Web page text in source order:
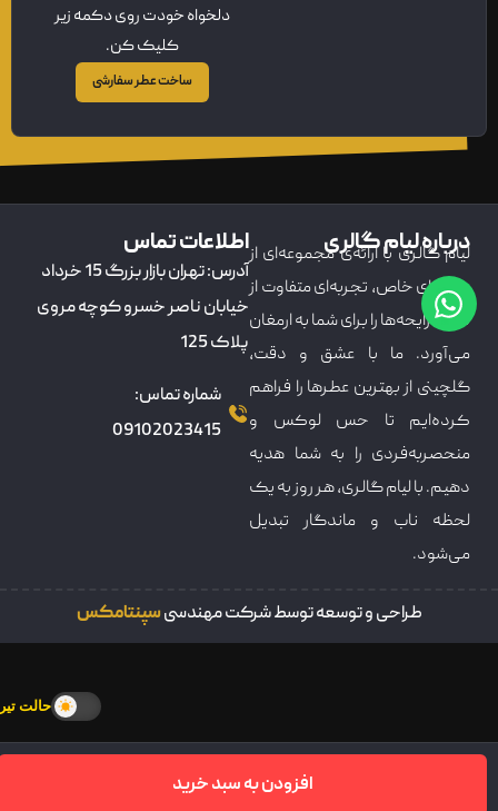
حالت تیره
دلخواه خودت روی دکمه زیر
کلیک کن.
ساخت عطر سفارشی
افزودن به سبد خرید
درباره لیام گالری
لیام گالری با ارائه‌ی مجموعه‌ای از
عطرهای خاص، تجربه‌ای متفاوت از
دنیای رایحه‌ها را برای شما به ارمغان
می‌آورد. ما با عشق و دقت،
گلچینی از بهترین عطرها را فراهم
کرده‌ایم تا حس لوکس و
منحصربه‌فردی را به شما هدیه
دهیم. با لیام گالری، هر روز به یک
لحظه ناب و ماندگار تبدیل
می‌شود.
اطلاعات تماس
آدرس: تهران بازار بزرگ 15 خرداد
خیابان ناصر خسرو کوچه مروی
پلاک 125
شماره تماس:
09102023415
سبدخرید
طراحی و توسعه توسط شرکت مهندسیسپنتامکس